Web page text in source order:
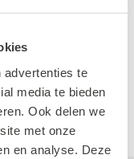
advertenties te
media te bieden
Ook delen we
met onze
en analyse. Deze
en de start
benieuwd!